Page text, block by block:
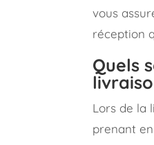
vous
réception
Quels
Lors de la
prenant